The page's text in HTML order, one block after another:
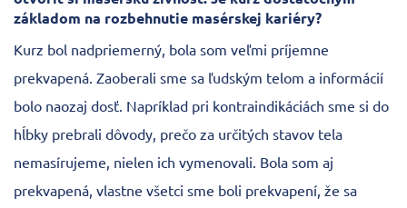
základom na rozbehnutie masérskej kariéry?
Kurz bol nadpriemerný, bola som veľmi príjemne
prekvapená. Zaoberali sme sa ľudským telom a informácií
bolo naozaj dosť. Napríklad pri kontraindikáciách sme si do
hĺbky prebrali dôvody, prečo za určitých stavov tela
nemasírujeme, nielen ich vymenovali. Bola som aj
prekvapená, vlastne všetci sme boli prekvapení, že sa